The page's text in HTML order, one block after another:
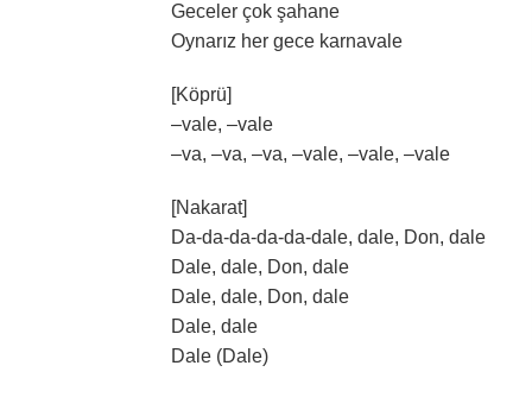
Geceler çok şahane
Oynarız her gece karnavale
[Köprü]
–vale, –vale
–va, –va, –va, –vale, –vale, –vale
[Nakarat]
Da-da-da-da-da-dale, dale, Don, dale
Dale, dale, Don, dale
Dale, dale, Don, dale
Dale, dale
Dale (Dale)